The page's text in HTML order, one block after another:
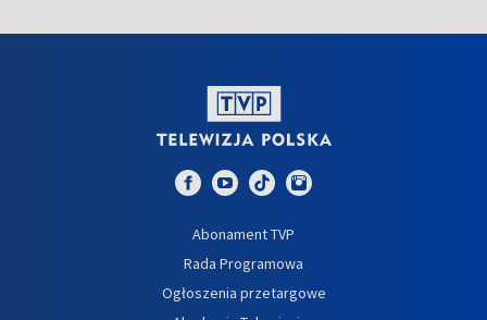
Abonament TVP
Rada Programowa
Ogłoszenia przetargowe